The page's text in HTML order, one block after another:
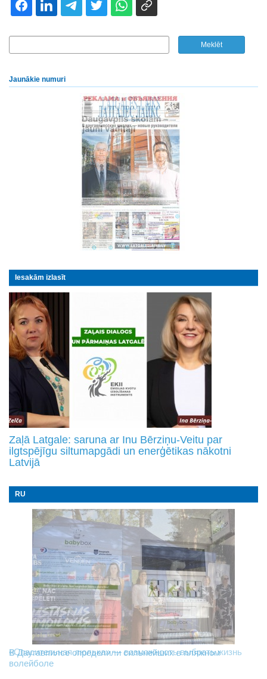
Jaunākie numuri
Iesakām izlasīt
Zaļā Latgale: saruna ar Inu Bērziņu-Veitu par
ilgtspējīgu siltumapgādi un enerģētikas nākotni
Latvijā
RU
В Даугавпилсе определили сильнейших в пляжном
волейболе
«Спасительная люлька» — возможность выбрать жизнь
Новое поколение пограничников: Даугавпилсское
управление пополнили молодые специалисты